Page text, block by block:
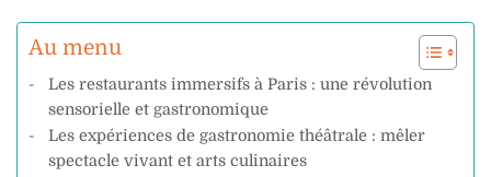
Au menu
Les restaurants immersifs à Paris : une révolution
sensorielle et gastronomique
Les expériences de gastronomie théâtrale : mêler
spectacle vivant et arts culinaires